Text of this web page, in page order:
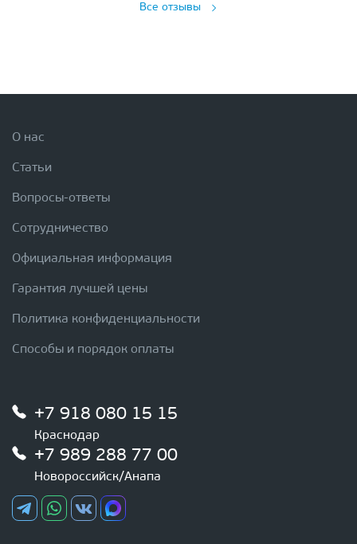
Все отзывы
О нас
Статьи
Вопросы-ответы
Сотрудничество
Официальная информация
Гарантия лучшей цены
Политика конфиденциальности
Способы и порядок оплаты
+7 918 080 15 15
Краснодар
+7 989 288 77 00
Новороссийск/Анапа